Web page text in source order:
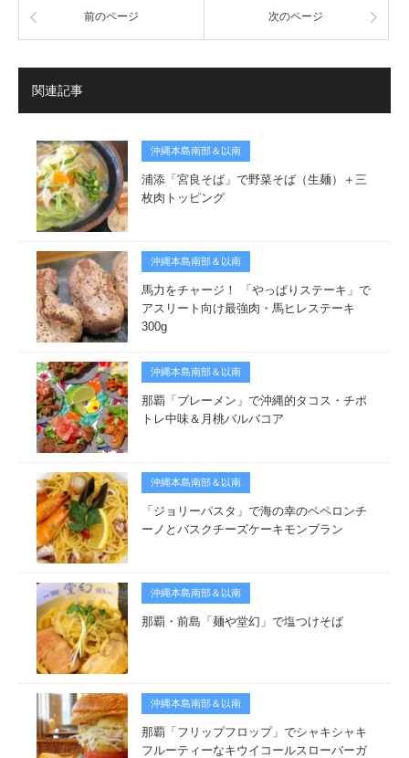
前のページ 次のページ
関連記事
沖縄本島南部＆以南
浦添「宮良そば」で野菜そば（生麺）＋三
枚肉トッピング
沖縄本島南部＆以南
馬力をチャージ！ 「やっぱりステーキ」で
アスリート向け最強肉・馬ヒレステーキ
300g
沖縄本島南部＆以南
那覇「ブレーメン」で沖縄的タコス・チポ
トレ中味＆月桃バルバコア
沖縄本島南部＆以南
「ジョリーパスタ」で海の幸のペペロンチ
ーノとバスクチーズケーキモンブラン
沖縄本島南部＆以南
那覇・前島「麺や堂幻」で塩つけそば
沖縄本島南部＆以南
那覇「フリップフロップ」でシャキシャキ
フルーティーなキウイコールスローバーガ